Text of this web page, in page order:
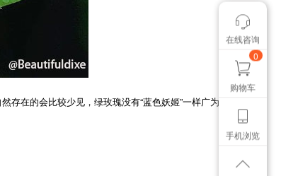
在的会比较少见，绿玫瑰没有“蓝色妖姬”一样广为人知的
我有个想法
想找个色卡
在线咨询
0
购物车
手机浏览